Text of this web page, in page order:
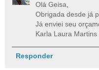
Olá Geisa,
Obrigada desde já
Já enviei seu
Karla Laura Martins
Responder